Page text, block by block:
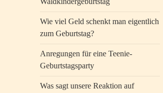
Wie viel Geld schenkt man eigentlich
zum Geburtstag?
Anregungen für eine Teenie-
Geburtstagsparty
Was sagt unsere Reaktion auf